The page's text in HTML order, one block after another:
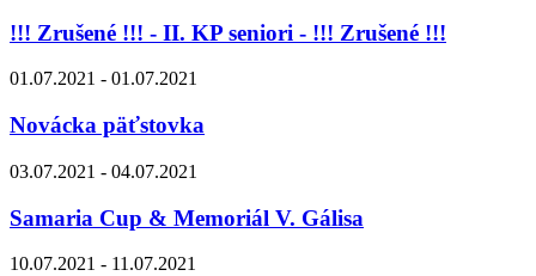
!!! Zrušené !!! - II. KP seniori - !!! Zrušené !!!
01.07.2021 - 01.07.2021
Novácka päťstovka
03.07.2021 - 04.07.2021
Samaria Cup & Memoriál V. Gálisa
10.07.2021 - 11.07.2021